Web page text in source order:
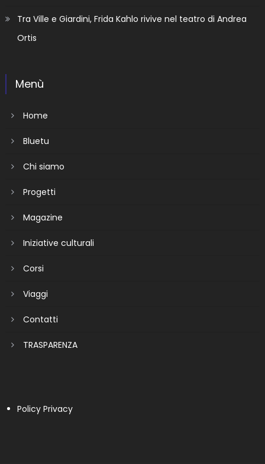
Tra Ville e Giardini, Frida Kahlo rivive nel teatro di Andrea
Ortis
Menù
Home
Bluetu
Chi siamo
Progetti
Magazine
Iniziative culturali
Corsi
Viaggi
Contatti
TRASPARENZA
Policy Privacy